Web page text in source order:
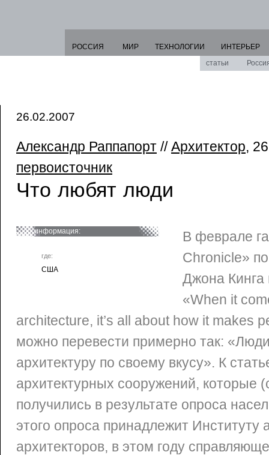
РОССИЯ МИР ТЕХНОЛОГИИ
ИНТЕРЬЕР
статьи
26.02.2007
Александр Раппапорт //Архитектор,
первоисточник
Что любят люди
информация:
где:
США
В феврале
Chronicle»
Джона Кинга
«When it
architecture, it’s all about how it makes
можно перевести примерно так:
архитектуру по своему вкусу». К
архитектурных сооружений, которые
получились в результате опроса
этого опроса принадлежит Институту
архитекторов, в этом году